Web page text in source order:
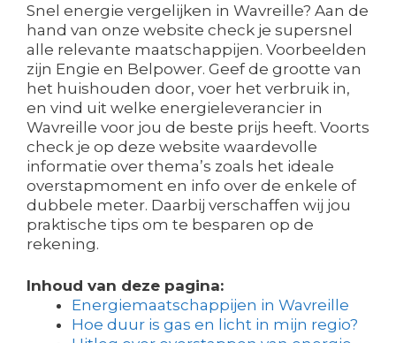
Snel energie vergelijken in Wavreille? Aan de
hand van onze website check je supersnel
alle relevante maatschappijen. Voorbeelden
zijn Engie en Belpower. Geef de grootte van
het huishouden door, voer het verbruik in,
en vind uit welke energieleverancier in
Wavreille voor jou de beste prijs heeft. Voorts
check je op deze website waardevolle
informatie over thema’s zoals het ideale
overstapmoment en info over de enkele of
dubbele meter. Daarbij verschaffen wij jou
praktische tips om te besparen op de
rekening.
Inhoud van deze pagina:
Energiemaatschappijen in Wavreille
Hoe duur is gas en licht in mijn regio?